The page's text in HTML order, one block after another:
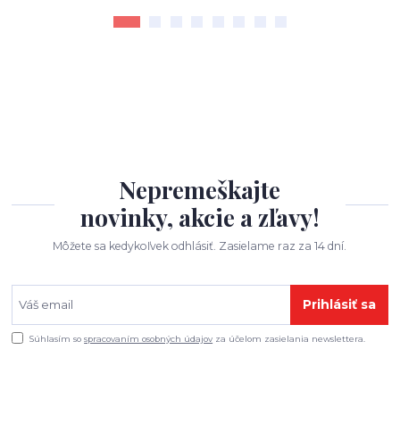
Nepremeškajte
novinky, akcie a zľavy!
Môžete sa kedykoľvek odhlásiť. Zasielame raz za 14 dní.
Prihlásiť sa
Súhlasím sospracovaním osobných údajov za účelom zasielania newslettera.